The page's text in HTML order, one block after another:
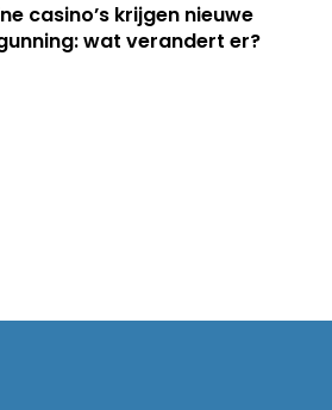
casino’s krijgen nieuwe
wat verandert er?